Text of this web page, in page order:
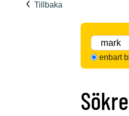
Tillbaka
enbart